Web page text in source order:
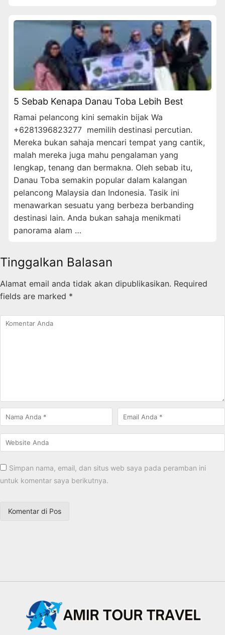
5 Sebab Kenapa Danau Toba Lebih Best
Ramai pelancong kini semakin bijak Wa
+6281396823277 memilih destinasi percutian.
Mereka bukan sahaja mencari tempat yang cantik,
malah mereka juga mahu pengalaman yang
lengkap, tenang dan bermakna. Oleh sebab itu,
Danau Toba semakin popular dalam kalangan
pelancong Malaysia dan Indonesia. Tasik ini
menawarkan sesuatu yang berbeza berbanding
destinasi lain. Anda bukan sahaja menikmati
panorama alam …
Tinggalkan Balasan
Alamat email anda tidak akan dipublikasikan. Required
fields are marked *
Simpan nama, email, dan situs web saya pada peramban ini
untuk komentar saya berikutnya.